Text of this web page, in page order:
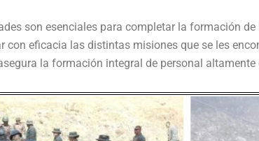
son esenciales para completar la formación
con eficacia las distintas misiones que se les
la formación integral de personal